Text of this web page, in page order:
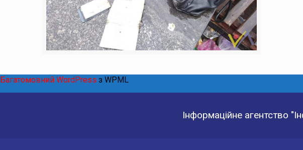
Інформаційне агентство
Багатомовний WordPress з WPML